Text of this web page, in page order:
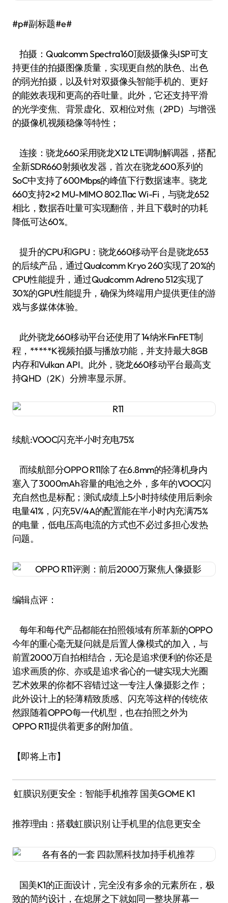
#p#副标题#e#
拍摄：Qualcomm Spectra160顶级摄像头ISP可支
持更佳的拍摄图像质量，实现更自然的肤色、出色
的弱光拍摄，以及针对双摄像头智能手机的、更好
的能效表现和更高的吞吐量。此外，它还支持平滑
的光学变焦、背景虚化、双相位对焦（2PD）与增强
的摄像机视频稳像等特性；
连接：骁龙660采用骁龙X12 LTE调制解调器，搭配
全新SDR660射频收发器，首次在骁龙600系列的
SoC中支持了600Mbps的峰值下行数据速率。骁龙
660支持2×2 MU-MIMO 802.11ac Wi-Fi，与骁龙652
相比，数据吞吐量可实现翻倍，并且下载时的功耗
降低可达60%。
提升的CPU和GPU：骁龙660移动平台是骁龙653
的后续产品，通过Qualcomm Kryo 260实现了20%的
CPU性能提升，通过Qualcomm Adreno 512实现了
30%的GPU性能提升，确保为终端用户提供更佳的游
戏与多媒体体验。
此外骁龙660移动平台还使用了14纳米FinFET制
程，*****K视频拍摄与播放功能，并支持最大8GB
内存和Vulkan API。此外，骁龙660移动平台最高支
持QHD（2K）分辨率显示屏。
续航:VOOC闪充半小时充电75%
而续航部分OPPO R11除了在6.8mm的轻薄机身内
塞入了3000mAh容量的电池之外，多年的VOOC闪
充自然也是标配；测试成绩上5小时持续使用后剩余
电量41%，闪充5V/4A的配置能在半小时内充满75%
的电量，低电压高电流的方式也不必过多担心发热
问题。
编辑点评：
每年和每代产品都能在拍照领域有所革新的OPPO
今年的重心毫无疑问就是后置人像模式的加入，与
前置2000万自拍相结合，无论是追求便利的你还是
追求画质的你、亦或是追求省心的一键实现大光圈
艺术效果的你都不容错过这一专注人像摄影之作；
此外设计上的轻薄精致质感、闪充等这样的传统依
然跟随着OPPO每一代机型，也在拍照之外为
OPPO R11提供着更多的附加值。
【即将上市】
虹膜识别更安全：智能手机推荐 国美GOME K1
推荐理由：搭载虹膜识别 让手机里的信息更安全
国美K1的正面设计，完全没有多余的元素所在，极
致的简约设计，在熄屏之下就如同一整块屏幕一